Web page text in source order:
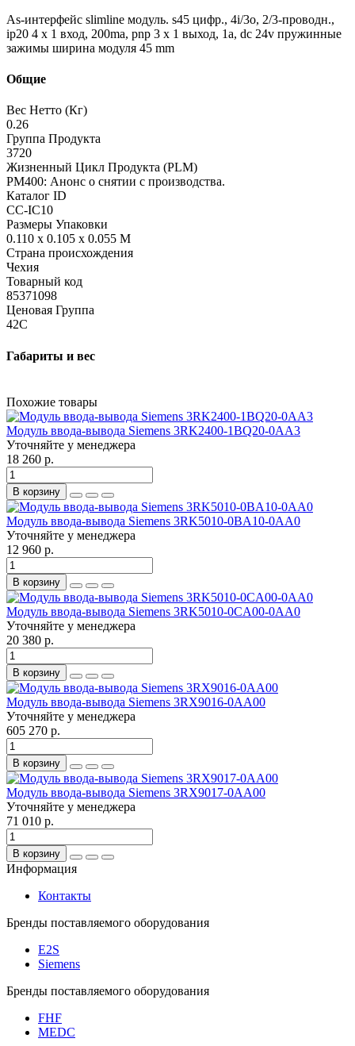
As-интерфейс slimline модуль. s45 цифр., 4i/3o, 2/3-проводн.,
ip20 4 x 1 вход, 200ma, pnp 3 x 1 выход, 1a, dc 24v пружинные
зажимы ширина модуля 45 mm
Общие
Вес Нетто (Кг)
0.26
Группа Продукта
3720
Жизненный Цикл Продукта (PLM)
PM400: Анонс о снятии с производства.
Каталог ID
CC-IC10
Размеры Упаковки
0.110 x 0.105 x 0.055 M
Страна происхождения
Чехия
Товарный код
85371098
Ценовая Группа
42C
Габариты и вес
Похожие товары
Модуль ввода-вывода Siemens 3RK2400-1BQ20-0AA3
Уточняйте у менеджера
18 260 р.
В корзину
Модуль ввода-вывода Siemens 3RK5010-0BA10-0AA0
Уточняйте у менеджера
12 960 р.
В корзину
Модуль ввода-вывода Siemens 3RK5010-0CA00-0AA0
Уточняйте у менеджера
20 380 р.
В корзину
Модуль ввода-вывода Siemens 3RX9016-0AA00
Уточняйте у менеджера
605 270 р.
В корзину
Модуль ввода-вывода Siemens 3RX9017-0AA00
Уточняйте у менеджера
71 010 р.
В корзину
Информация
Контакты
Бренды поставляемого оборудования
E2S
Siemens
Бренды поставляемого оборудования
FHF
MEDC